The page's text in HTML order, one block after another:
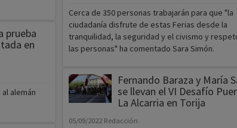
prueba
en
alemán
Cerca de 350 personas trabajarán para que "la
ciudadanía disfrute de estas Ferias desde la
tranquilidad, la seguridad y el civismo y
las personas" ha comentado Sara Simón.
Fernando Baraza y María
se llevan el VI Desafío
La Alcarria en Torija
05/09/2022 Redacción